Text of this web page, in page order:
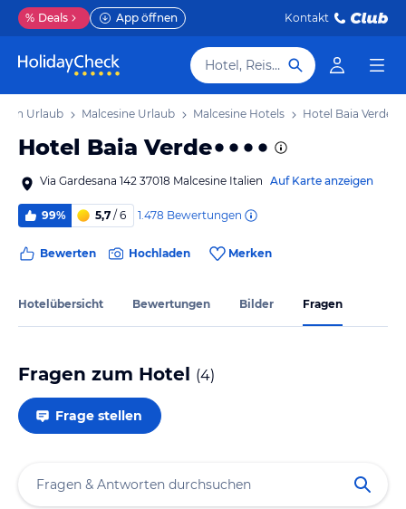
% Deals App öffnen Kontakt
Hotel, Reiseziel
Urlaub Malcesine Urlaub Malcesine Hotels Hotel Baia Verde
Hotel Baia Verde
Via Gardesana 142 37018 Malcesine Italien Auf Karte anzeigen
99% 5,7 / 6 1.478 Bewertungen
Bewerten Hochladen Merken
Hotelübersicht Bewertungen Bilder Fragen
Fragen zum Hotel (4)
Frage stellen